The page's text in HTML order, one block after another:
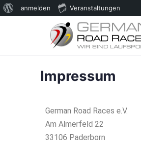
anmelden Veranstaltungen
Impressum
German Road Races e.V.
Am Almerfeld 22
33106 Paderborn